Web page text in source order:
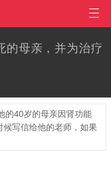

的母亲，并为治疗
的40岁的母亲因肾功能
写信给他的老师，如果